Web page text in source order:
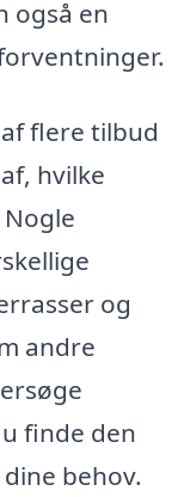
også en
flere tilbud
hvilke
og
andre
finde den
behov.